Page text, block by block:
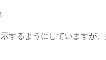
するようにしていますが